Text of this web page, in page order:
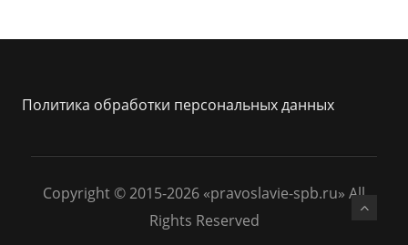
Политика обработки персональных данных
Copyright © 2015-2026 «pravoslavie-spb.ru» All
Rights Reserved